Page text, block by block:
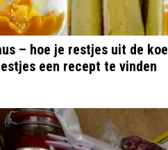
– hoe je restjes uit de
een recept te vinden